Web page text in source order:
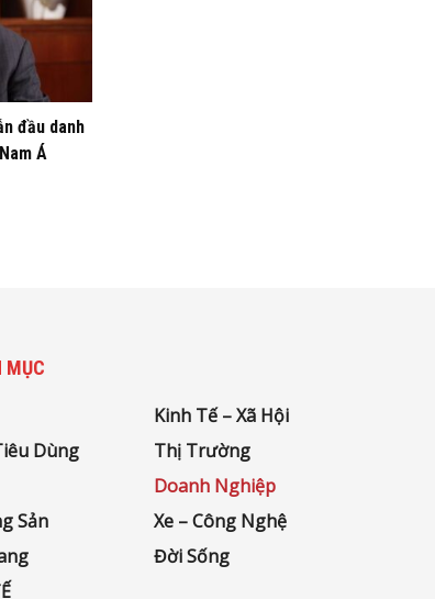
đầu danh
Á
MỤC
Kinh Tế – Xã Hội
Dùng
Thị Trường
Doanh Nghiệp
Sản
Xe – Công Nghệ
Đời Sống